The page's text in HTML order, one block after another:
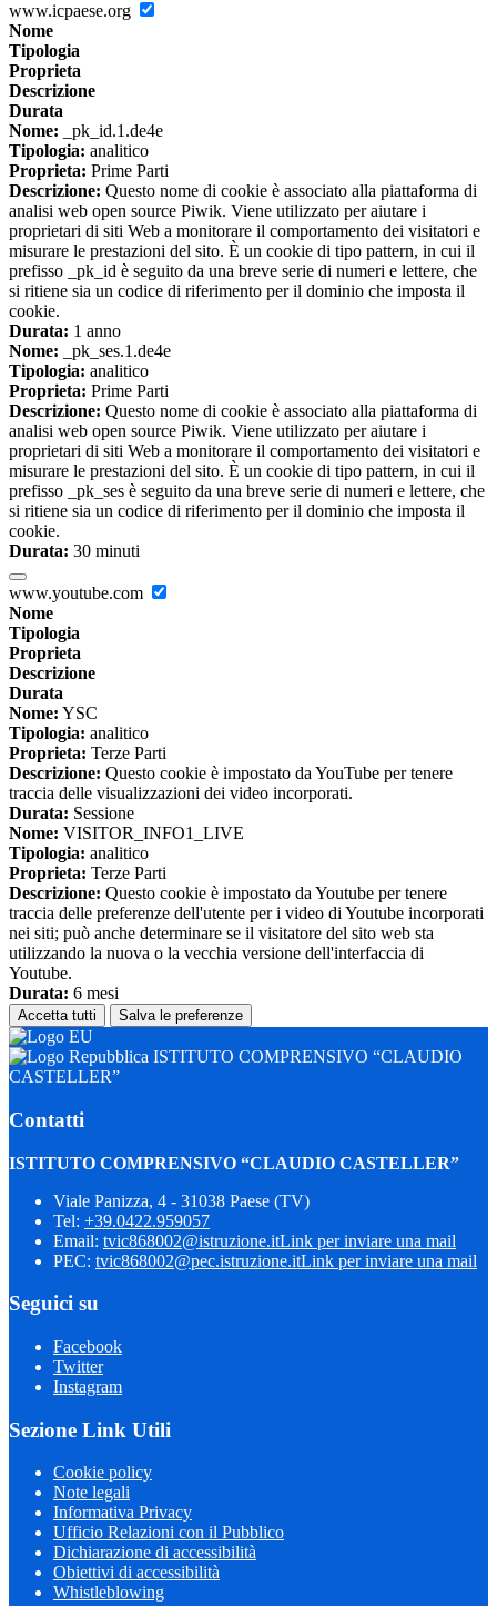
www.icpaese.org
Nome
Tipologia
Proprieta
Descrizione
Durata
Nome: _pk_id.1.de4e
Tipologia: analitico
Proprieta: Prime Parti
Descrizione: Questo nome di cookie è associato alla piattaforma di
analisi web open source Piwik. Viene utilizzato per aiutare i
proprietari di siti Web a monitorare il comportamento dei visitatori e
misurare le prestazioni del sito. È un cookie di tipo pattern, in cui il
prefisso _pk_id è seguito da una breve serie di numeri e lettere, che
si ritiene sia un codice di riferimento per il dominio che imposta il
cookie.
Durata: 1 anno
Nome: _pk_ses.1.de4e
Tipologia: analitico
Proprieta: Prime Parti
Descrizione: Questo nome di cookie è associato alla piattaforma di
analisi web open source Piwik. Viene utilizzato per aiutare i
proprietari di siti Web a monitorare il comportamento dei visitatori e
misurare le prestazioni del sito. È un cookie di tipo pattern, in cui il
prefisso _pk_ses è seguito da una breve serie di numeri e lettere, che
si ritiene sia un codice di riferimento per il dominio che imposta il
cookie.
Durata: 30 minuti
www.youtube.com
Nome
Tipologia
Proprieta
Descrizione
Durata
Nome: YSC
Tipologia: analitico
Proprieta: Terze Parti
Descrizione: Questo cookie è impostato da YouTube per tenere
traccia delle visualizzazioni dei video incorporati.
Durata: Sessione
Nome: VISITOR_INFO1_LIVE
Tipologia: analitico
Proprieta: Terze Parti
Descrizione: Questo cookie è impostato da Youtube per tenere
traccia delle preferenze dell'utente per i video di Youtube incorporati
nei siti; può anche determinare se il visitatore del sito web sta
utilizzando la nuova o la vecchia versione dell'interfaccia di
Youtube.
Durata: 6 mesi
Accetta tutti Salva le preferenze
ISTITUTO COMPRENSIVO “CLAUDIO
CASTELLER”
Contatti
ISTITUTO COMPRENSIVO “CLAUDIO CASTELLER”
Viale Panizza, 4 - 31038 Paese (TV)
Tel: +39.0422.959057
Email: tvic868002@istruzione.itLink per inviare una mail
PEC: tvic868002@pec.istruzione.itLink per inviare una mail
Seguici su
Facebook
Twitter
Instagram
Sezione Link Utili
Cookie policy
Note legali
Informativa Privacy
Ufficio Relazioni con il Pubblico
Dichiarazione di accessibilità
Obiettivi di accessibilità
Whistleblowing